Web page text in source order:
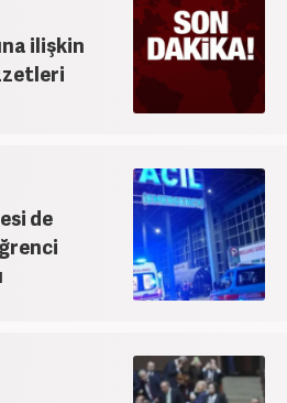
ilişkin
de